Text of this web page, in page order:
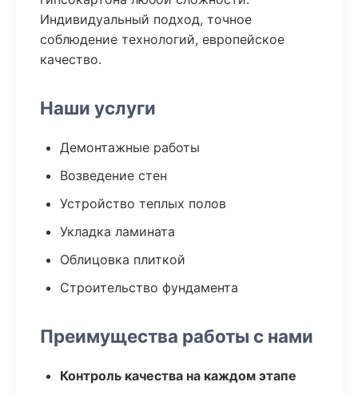
Индивидуальный подход, точное
соблюдение технологий, европейское
качество.
Наши услуги
Демонтажные работы
Возведение стен
Устройство теплых полов
Укладка ламината
Облицовка плиткой
Строительство фундамента
Преимущества работы с нами
Контроль качества на каждом этапе